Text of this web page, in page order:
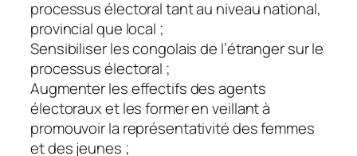
processus électoral tant au niveau national,
provincial que local ;
Sensibiliser les congolais de l’étranger sur le
processus électoral ;
Augmenter les effectifs des agents
électoraux et les former en veillant à
promouvoir la représentativité des femmes
et des jeunes ;